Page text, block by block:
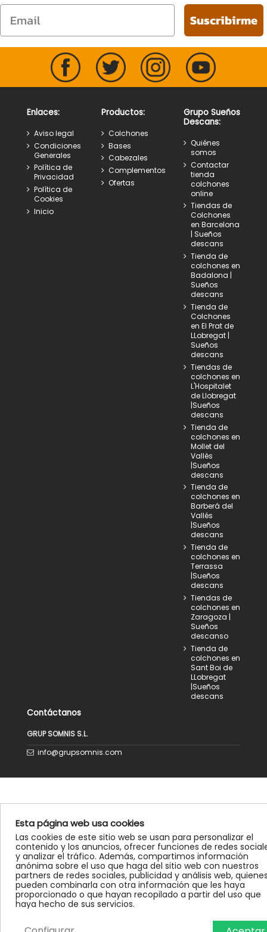
Email Suscribirme
Enlaces:
Aviso legal
Condiciones
Generales
Política de
Privacidad
Política de
Cookies
Inicio
Productos:
Colchones
Bases
Cabezales
Complementos
Ofertas
Grupo Sueños
Descans:
Quiénes
somos
Contactar
tienda
colchones
online
Tiendas de
Colchones
en Barcelona
| Sueños
descans
Tienda de
colchones en
Badalona |
Sueños
descans
Tienda de
Colchones
en El Prat de
LLobregat |
Sueños
descans
Tiendas de
colchones en
L'Hospitalet
de Llobregat
|Sueños
descans
Tienda de
colchones en
Mollet del
Vallès
|Sueños
descans
Tienda de
colchones en
Barberá del
Vallés
|Sueños
descans
Tienda de
colchones en
Terrassa
|Sueños
descans
Tiendas de
colchones en
Zaragoza |
Sueños
descanso
Tienda de
colchones en
Sant Boi de
LLobregat
|Sueños
descans
Contáctanos
GRUP SOMNIS S.L.
info@grupsomnis.com
Esta página web usa cookies
Las cookies de este sitio web se usan para personalizar el
contenido y los anuncios, ofrecer funciones de redes
y analizar el tráfico. Además, compartimos información
anónima sobre el uso que haga del sitio web con nuestros
partners de redes sociales, publicidad y análisis web,
pueden combinarla con otra información que les haya
proporcionado o que hayan recopilado a partir del uso que
haya hecho de sus servicios.